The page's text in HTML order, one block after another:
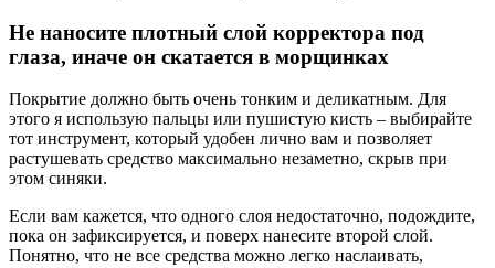
Не наносите плотный слой корректора под
глаза, иначе он скатается в морщинках
Покрытие должно быть очень тонким и деликатным. Для
этого я использую пальцы или пушистую кисть – выбирайте
тот инструмент, который удобен лично вам и позволяет
растушевать средство максимально незаметно, скрыв при
этом синяки.
Если вам кажется, что одного слоя недостаточно, подождите,
пока он зафиксируется, и поверх нанесите второй слой.
Понятно, что не все средства можно легко наслаивать,